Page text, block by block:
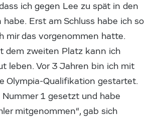
ich gegen Lee zu spät in den
Erst am Schluss habe ich so
mir das vorgenommen hatte.
dem zweiten Platz kann ich
leben. Vor 3 Jahren bin ich mit
Olympia-Qualifikation gestartet.
1 gesetzt und habe
mitgenommen“, gab sich